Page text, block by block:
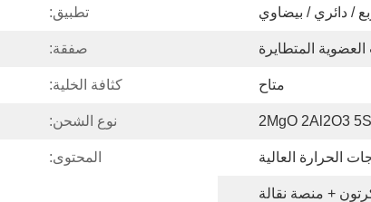
/ دائري / بيضاوي تطبيق:
المتطايرة صفقة:
متاح كثافة الخلية:
2MgO 2Al2O3 نوع الشحن:
الحرارة العالية المحتوى:
+ منصة نقالة